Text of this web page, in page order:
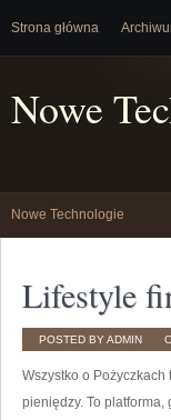
Strona główna
Nowe
Nowe Technologie
Lifestyle
POSTED BY ADMIN
Wszystko o
pieniędzy. To